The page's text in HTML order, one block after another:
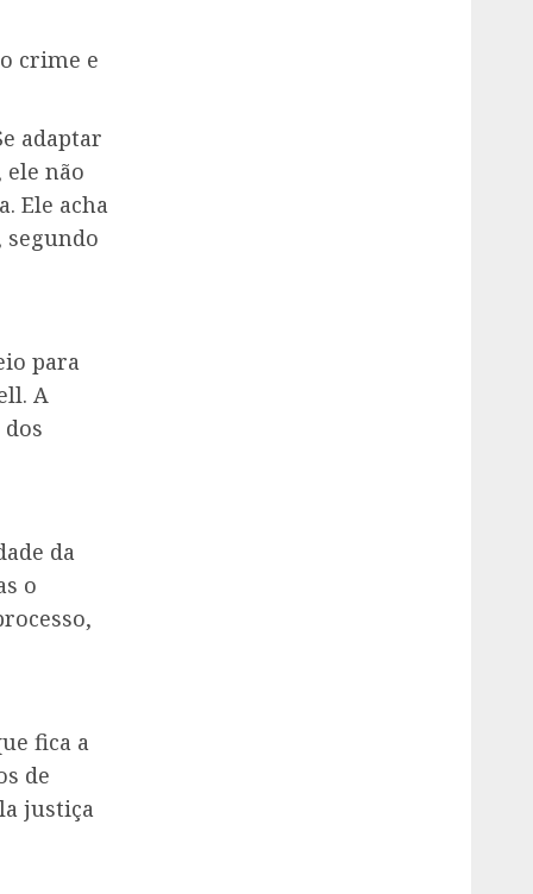
crime e
adaptar
ele não
Ele acha
para
A
da
o
fica a
de
justiça